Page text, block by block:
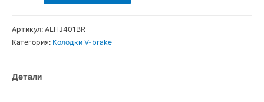
товара
для
Alhonga
HJ-
Артикул: ALHJ401BR
Категория: Колодки V-brake
Детали